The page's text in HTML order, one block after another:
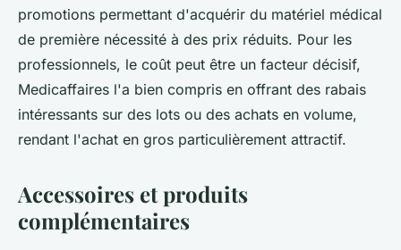
promotions permettant d'acquérir du matériel médical
de première nécessité à des prix réduits. Pour les
professionnels, le coût peut être un facteur décisif,
Medicaffaires l'a bien compris en offrant des rabais
intéressants sur des lots ou des achats en volume,
rendant l'achat en gros particulièrement attractif.
Accessoires et produits
complémentaires